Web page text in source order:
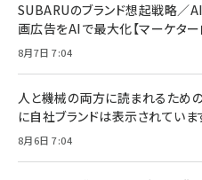
SUBARUのブランド想起戦略／AI
画広告をAIで最大化【マーケター
8月7日 7:04
人と機械の両方に読まれるための
に自社ブランドは表示されていま
8月6日 7:04